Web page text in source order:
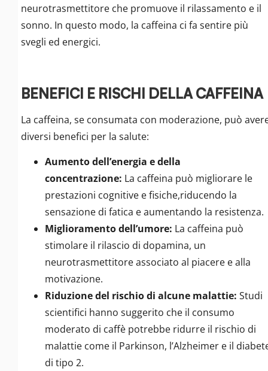
neurotrasmettitore che promuove il rilassamento e il
sonno. In questo modo, la caffeina ci fa sentire più
svegli ed energici.
BENEFICI E RISCHI DELLA CAFFEINA
La caffeina, se consumata con moderazione, può
diversi benefici per la salute:
Aumento dell’energia e della
concentrazione: La caffeina può migliorare le
prestazioni cognitive e fisiche,riducendo la
sensazione di fatica e aumentando la resistenza.
Miglioramento dell’umore: La caffeina può
stimolare il rilascio di dopamina, un
neurotrasmettitore associato al piacere e alla
motivazione.
Riduzione del rischio di alcune malattie: Studi
scientifici hanno suggerito che il consumo
moderato di caffè potrebbe ridurre il rischio di
malattie come il Parkinson, l’Alzheimer e il
di tipo 2.